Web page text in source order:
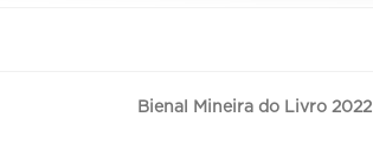
Bienal Mineira do Livro 2022